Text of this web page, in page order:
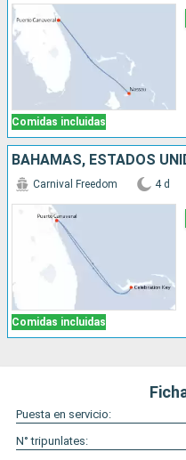
Comidas incluidas
BAHAMAS, ESTADOS
Comidas incluidas
Carnival Freedom 4 d
Puesta en servicio:
N° tripunlates: